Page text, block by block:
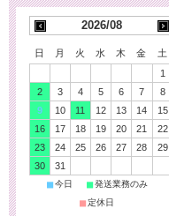
2026/08
日 月 火 水 木 金
土
1
2
3 4 5 6 7
8
9
10 11 12 13 14
15
16
17 18 19 20 21
22
23
24 25 26 27 28
29
30
31
■今日 ■発送業務のみ
■ 定休日